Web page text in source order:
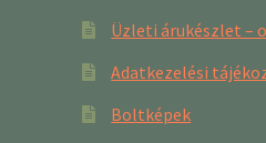
Üzleti árukészlet –
Adatkezelési
Boltképek